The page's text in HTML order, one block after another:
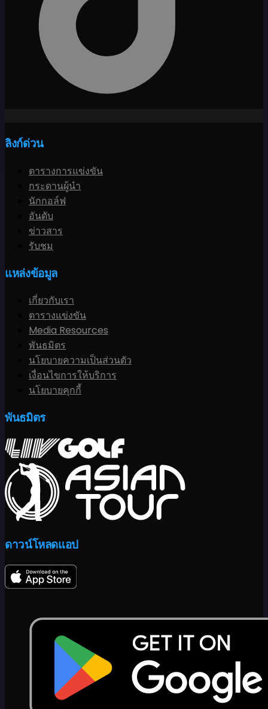
ลิงก์ด่วน
ตารางการแข่งขัน
กระดานผู้นำ
นักกอล์ฟ
อันดับ
ข่าวสาร
รับชม
แหล่งข้อมูล
เกี่ยวกับเรา
ตารางแข่งขัน
Media Resources
พันธมิตร
นโยบายความเป็นส่วนตัว
เงื่อนไขการให้บริการ
นโยบายคุกกี้
พันธมิตร
ดาวน์โหลดแอป